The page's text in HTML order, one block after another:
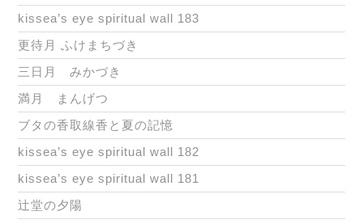
kissea’s eye spiritual wall 183
更待月 ふけまちづき
三日月 みかづき
満月 まんげつ
ブタの香取線香と夏の記憶
kissea’s eye spiritual wall 182
kissea’s eye spiritual wall 181
辻堂の夕陽